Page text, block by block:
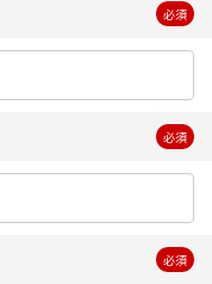
必須
必須
必須